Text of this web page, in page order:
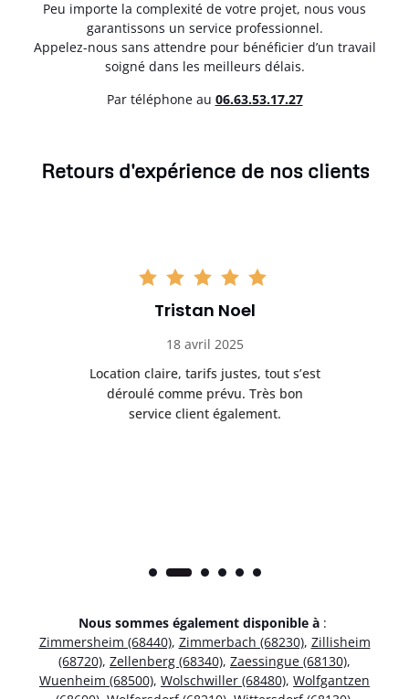
Peu importe la complexité de votre projet, nous vous
garantissons un service professionnel.
Appelez-nous sans attendre pour bénéficier d’un travail
soigné dans les meilleurs délais.
Par téléphone au 06.63.53.17.27
Retours d'expérience de nos clients
Tristan Noel
18 avril 2025
Location claire, tarifs justes, tout s’est
déroulé comme prévu. Très bon
service client également.
Nous sommes également disponible à :
Zimmersheim (68440), Zimmerbach (68230), Zillisheim
(68720), Zellenberg (68340), Zaessingue (68130),
Wuenheim (68500), Wolschwiller (68480), Wolfgantzen